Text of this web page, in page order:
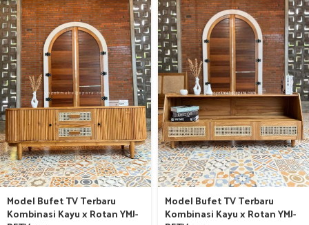
Model Bufet TV Terbaru
Kombinasi Kayu x Rotan YMJ-
Model Bufet TV Terbaru
Kombinasi Kayu x Rotan YMJ-